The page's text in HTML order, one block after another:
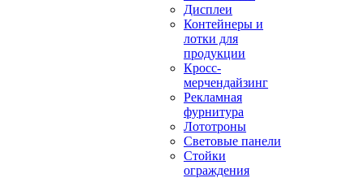
Дисплеи
Контейнеры и
лотки для
продукции
Кросс-
мерчендайзинг
Рекламная
фурнитура
Лототроны
Световые панели
Стойки
ограждения